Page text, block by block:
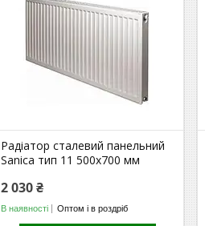
Радіатор сталевий панельний
Sanica тип 11 500х700 мм
2 030 ₴
В наявності Оптом і в роздріб